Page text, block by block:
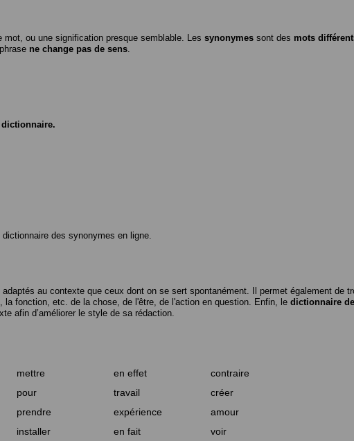
ou une signification presque semblable. Les synonymes sont des mots
phrase ne change pas de sens
dictionnaire.
des synonymes en ligne.
au contexte que ceux dont on se sert spontanément. Il permet également de
fonction, etc. de la chose, de l'être, de l'action en question. Enfin, le dictionnaire
afin d’améliorer le style de sa rédaction.
mettre en effet
contraire
pour travail
créer
prendre expérience
amour
installer en fait voir